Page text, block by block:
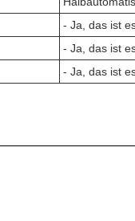
- Ja, das ist
- Ja, das ist
- Ja, das ist